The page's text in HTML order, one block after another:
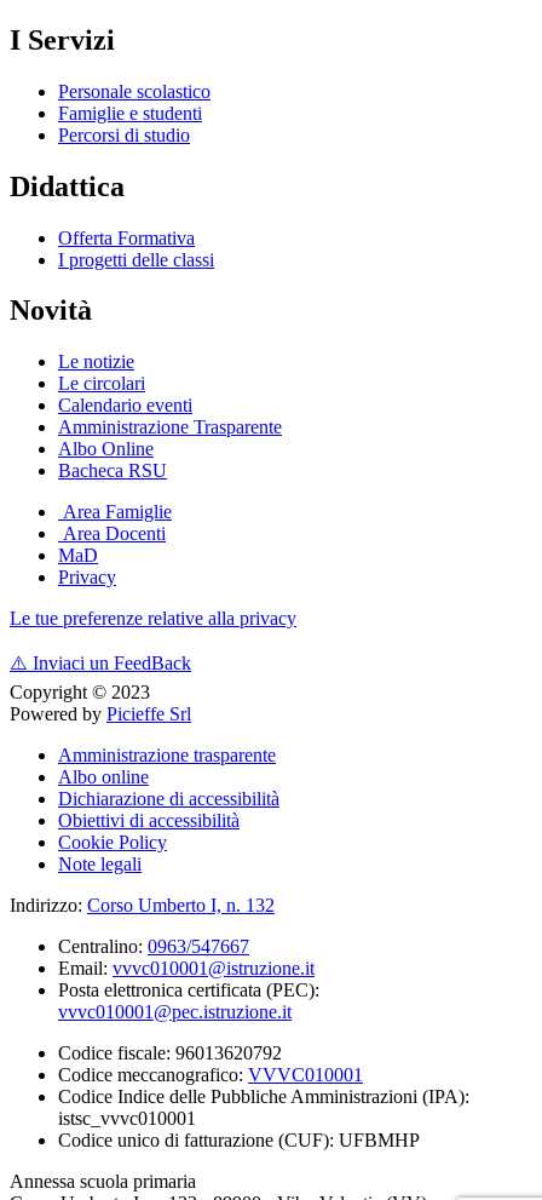
I Servizi
Personale scolastico
Famiglie e studenti
Percorsi di studio
Didattica
Offerta Formativa
I progetti delle classi
Novità
Le notizie
Le circolari
Calendario eventi
Amministrazione Trasparente
Albo Online
Bacheca RSU
Area Famiglie
Area Docenti
MaD
Privacy
Le tue preferenze relative alla privacy
⚠️ Inviaci un FeedBack
Copyright © 2023
Powered by Picieffe Srl
Amministrazione trasparente
Albo online
Dichiarazione di accessibilità
Obiettivi di accessibilità
Cookie Policy
Note legali
Indirizzo: Corso Umberto I, n. 132
Centralino: 0963/547667
Email: vvvc010001@istruzione.it
Posta elettronica certificata (PEC):
vvvc010001@pec.istruzione.it
Codice fiscale: 96013620792
Codice meccanografico: VVVC010001
Codice Indice delle Pubbliche Amministrazioni (IPA):
istsc_vvvc010001
Codice unico di fatturazione (CUF): UFBMHP
Annessa scuola primaria